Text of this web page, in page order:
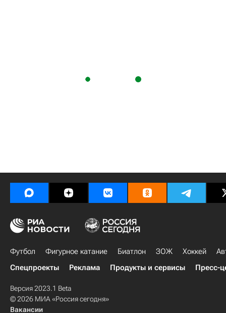
Футбол Фигурное катание Биатлон ЗОЖ Хоккей
Спецпроекты
Реклама Продукты и сервисы Пресс-
Версия 2023.1 Beta
© 2026 МИА «Россия сегодня»
Вакансии